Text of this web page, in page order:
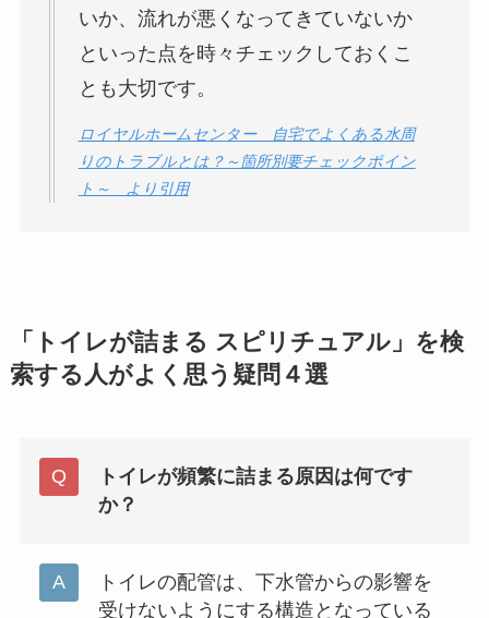
いか、流れが悪くなってきていないか
といった点を時々チェックしておくこ
とも大切です。
ロイヤルホームセンター 自宅でよくある水周
りのトラブルとは？～箇所別要チェックポイン
ト～ より引用
「トイレが詰まる スピリチュアル」を検
索する人がよく思う疑問４選
トイレが頻繁に詰まる原因は何です
か？
トイレの配管は、下水管からの影響を
受けないようにする構造となっている